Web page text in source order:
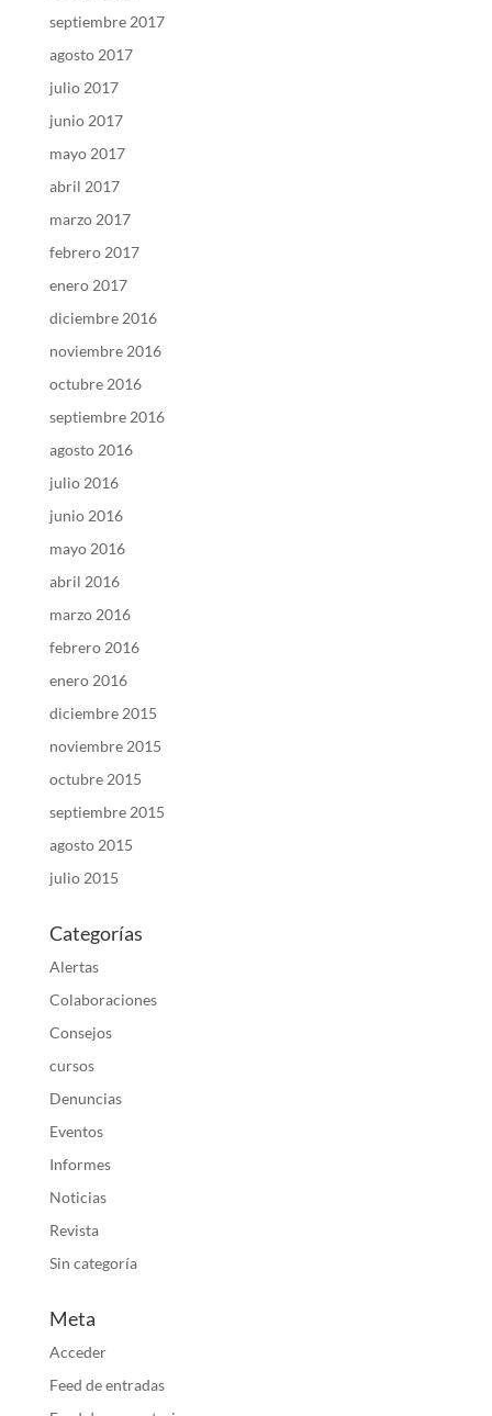
septiembre 2017
agosto 2017
julio 2017
junio 2017
mayo 2017
abril 2017
marzo 2017
febrero 2017
enero 2017
diciembre 2016
noviembre 2016
octubre 2016
septiembre 2016
agosto 2016
julio 2016
junio 2016
mayo 2016
abril 2016
marzo 2016
febrero 2016
enero 2016
diciembre 2015
noviembre 2015
octubre 2015
septiembre 2015
agosto 2015
julio 2015
Categorías
Alertas
Colaboraciones
Consejos
cursos
Denuncias
Eventos
Informes
Noticias
Revista
Sin categoría
Meta
Acceder
Feed de entradas